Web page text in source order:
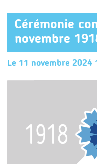
Cérémonie
novembre
Le 11 novembre 2024